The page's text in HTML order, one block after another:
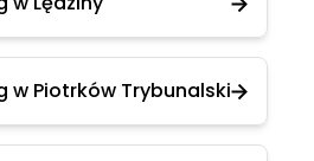
w Piotrków Trybunalski